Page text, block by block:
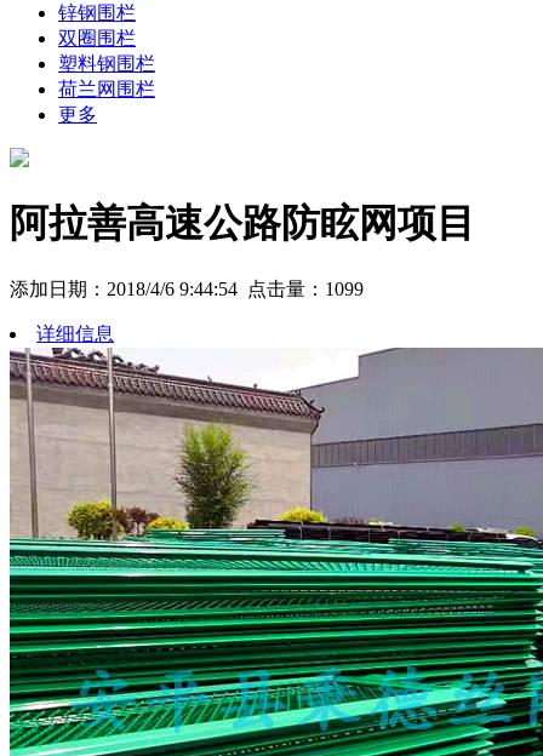
锌钢围栏
双圈围栏
塑料钢围栏
荷兰网围栏
更多
阿拉善高速公路防眩网项目
添加日期：2018/4/6 9:44:54 点击量： 1099
详细信息